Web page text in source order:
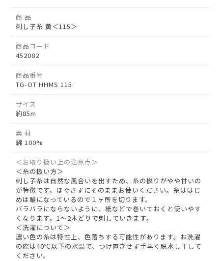
商 品
刺し子糸 黄＜115＞
商品コード
452082
商品番号
TG-OT HHMS 115
サイズ
約85m
素 材
綿 100%
＜お取り扱い上の注意点＞
＜糸の扱い方＞
刺し子糸は自然な風合いを出すため、糸の撚りがやや甘いの
が特徴です。ほぐさずにそのままお使いください。糸ははじ
めは輪になっているので１ヶ所を切ります。
バラバラにならないように、紙などで巻いておくと使いやす
くなります。1～2本どりで刺していきます。
＜洗濯について＞
濃い色の糸は特性上、色落ちする可能性があります。お洗濯
の際は40℃以下の水温で、つけ置きせず手早く脱水し干して
ください。